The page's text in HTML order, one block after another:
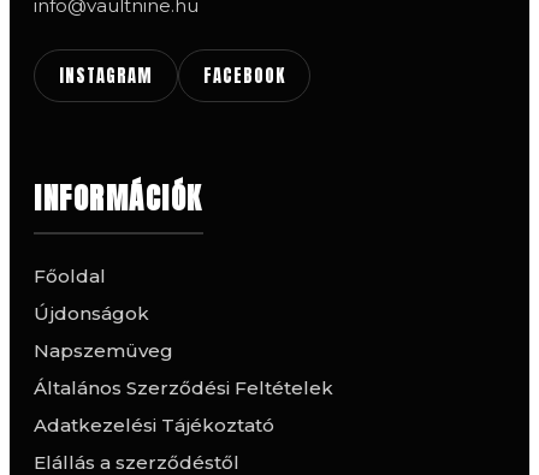
info@vaultnine.hu
INSTAGRAM FACEBOOK
INFORMÁCIÓK
Főoldal
Újdonságok
Napszemüveg
Általános Szerződési Feltételek
Adatkezelési Tájékoztató
Elállás a szerződéstől